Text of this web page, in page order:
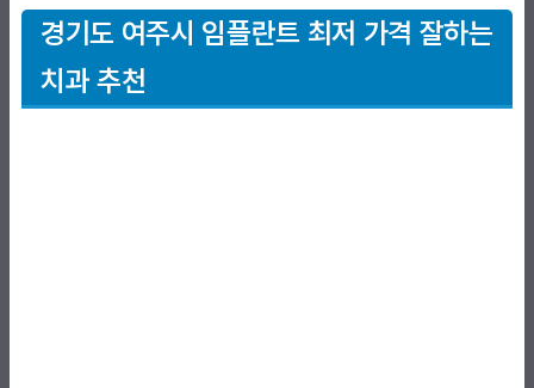
경기도 여주시 임플란트 최저 가격 잘하는
치과 추천